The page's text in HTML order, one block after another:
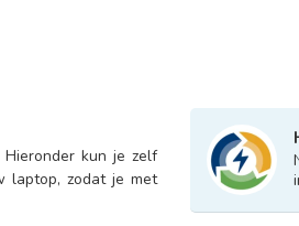
kun je zelf
laptop, zodat je met